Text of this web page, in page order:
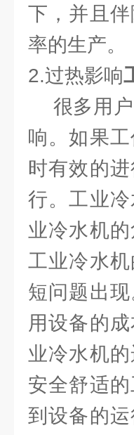
下，并且
率的生产。
2.过热影响
很多用户
响。如果
时有效的
行。工业
业冷水机
工业冷水
短问题出
用设备的
业冷水机
安全舒适
到设备的